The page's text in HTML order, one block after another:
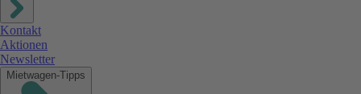
Kontakt
Aktionen
Newsletter
Mietwagen-Tipps